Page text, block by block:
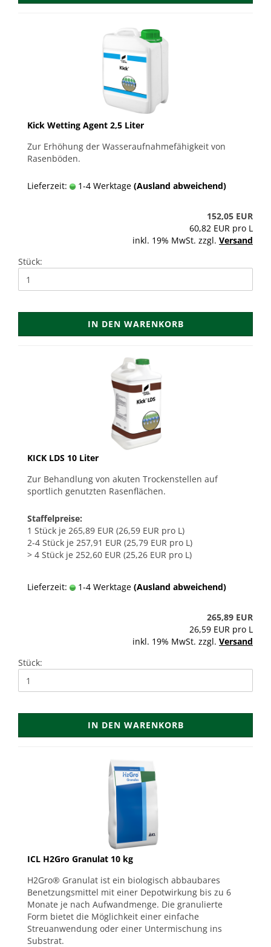
Kick Wetting Agent 2,5 Liter
Zur Erhöhung der Wasseraufnahmefähigkeit von
Rasenböden.
Lieferzeit: 1-4 Werktage (Ausland abweichend)
152,05 EUR
60,82 EUR pro L
inkl. 19% MwSt. zzgl. Versand
Stück:
IN DEN WARENKORB
KICK LDS 10 Liter
Zur Behandlung von akuten Trockenstellen auf
sportlich genutzten Rasenflächen.
Staffelpreise:
1 Stück je 265,89 EUR (26,59 EUR pro L)
2-4 Stück je 257,91 EUR (25,79 EUR pro L)
> 4 Stück je 252,60 EUR (25,26 EUR pro L)
Lieferzeit: 1-4 Werktage (Ausland abweichend)
265,89 EUR
26,59 EUR pro L
inkl. 19% MwSt. zzgl. Versand
Stück:
IN DEN WARENKORB
ICL H2Gro Granulat 10 kg
H2Gro® Granulat ist ein biologisch abbaubares
Benetzungsmittel mit einer Depotwirkung bis zu 6
Monate je nach Aufwandmenge. Die granulierte
Form bietet die Möglichkeit einer einfache
Streuanwendung oder einer Untermischung ins
Substrat.